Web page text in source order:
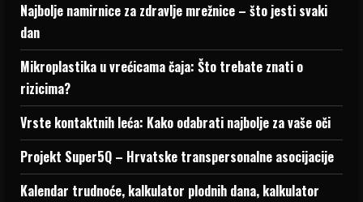
Najbolje namirnice za zdravlje mrežnice – što jesti svaki
dan
Mikroplastika u vrećicama čaja: Što trebate znati o
rizicima?
Vrste kontaktnih leća: Kako odabrati najbolje za vaše oči
Projekt Super5Q – Hrvatske transpersonalne asocijacije
Kalendar trudnoće, kalkulator plodnih dana, kalkulator